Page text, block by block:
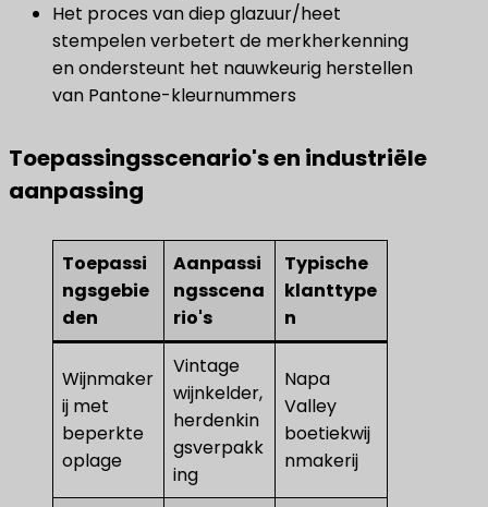
Het proces van diep glazuur/heet
stempelen verbetert de merkherkenning
en ondersteunt het nauwkeurig herstellen
van Pantone-kleurnummers
Toepassingsscenario's en industriële
aanpassing
Toepassi
ngsgebie
den
Aanpassi
ngsscena
rio's
Typische
klanttype
n
Wijnmaker
ij met
beperkte
oplage
Vintage
wijnkelder,
herdenkin
gsverpakk
ing
Napa
Valley
boetiekwij
nmakerij